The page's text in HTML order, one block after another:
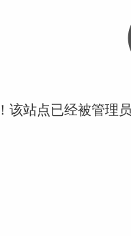
该站点已经被管理